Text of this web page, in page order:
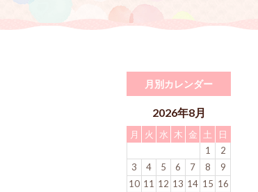
月別カレンダー
2026年8月
月 火 水 木 金 土
日
1
2
3
4 5 6 7 8
9
10 11 12 13 14 15 16